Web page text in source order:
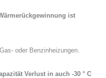
ist
oder Benzinheizungen.
Verlust in auch -30 ° C